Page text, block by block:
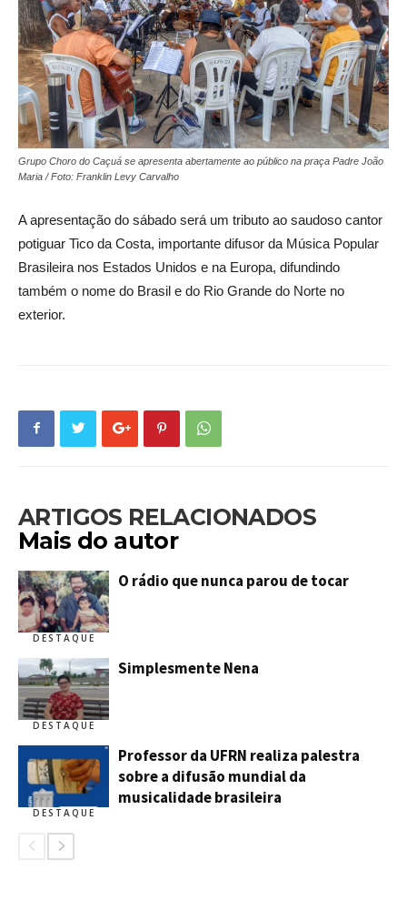
Grupo Choro do Caçuá se apresenta abertamente ao público na praça Padre João
Maria / Foto: Franklin Levy Carvalho
A apresentação do sábado será um tributo ao saudoso cantor
potiguar Tico da Costa, importante difusor da Música Popular
Brasileira nos Estados Unidos e na Europa, difundindo
também o nome do Brasil e do Rio Grande do Norte no
exterior.
ARTIGOS RELACIONADOS
Mais do autor
DESTAQUE
O rádio que nunca parou de tocar
DESTAQUE
Simplesmente Nena
DESTAQUE
Professor da UFRN realiza palestra
sobre a difusão mundial da
musicalidade brasileira